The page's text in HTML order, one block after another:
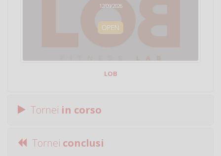
12/09/2026
OPEN
LOB
Tornei in corso
Tornei conclusi